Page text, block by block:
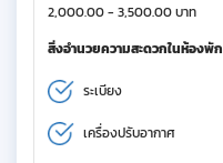
2,000.00 - 3,500.00 บาท
สิ่งอำนวยความสะดวกในห้องพัก
ระเบียง
เครื่องปรับอากาศ